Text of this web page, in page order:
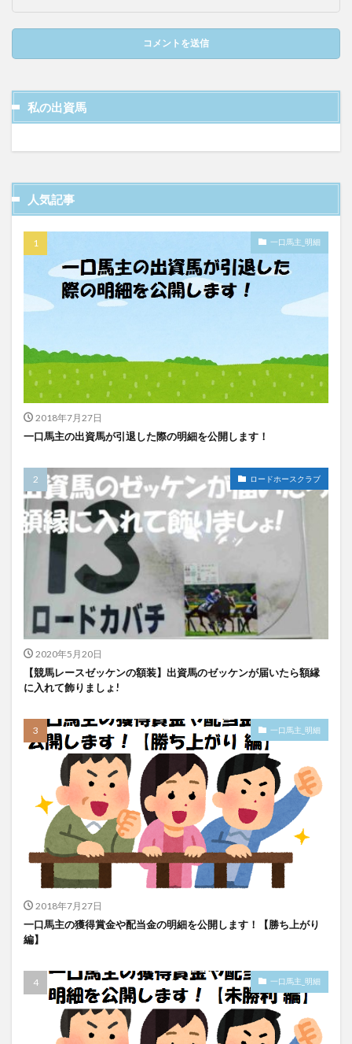
私の出資馬
人気記事
一口馬主_明細
2018年7月27日
一口馬主の出資馬が引退した際の明細を公開します！
ロードホースクラブ
2020年5月20日
【競馬レースゼッケンの額装】出資馬のゼッケンが届いたら額縁
に入れて飾りましょ!
一口馬主_明細
2018年7月27日
一口馬主の獲得賞金や配当金の明細を公開します！【勝ち上がり
編】
一口馬主_明細